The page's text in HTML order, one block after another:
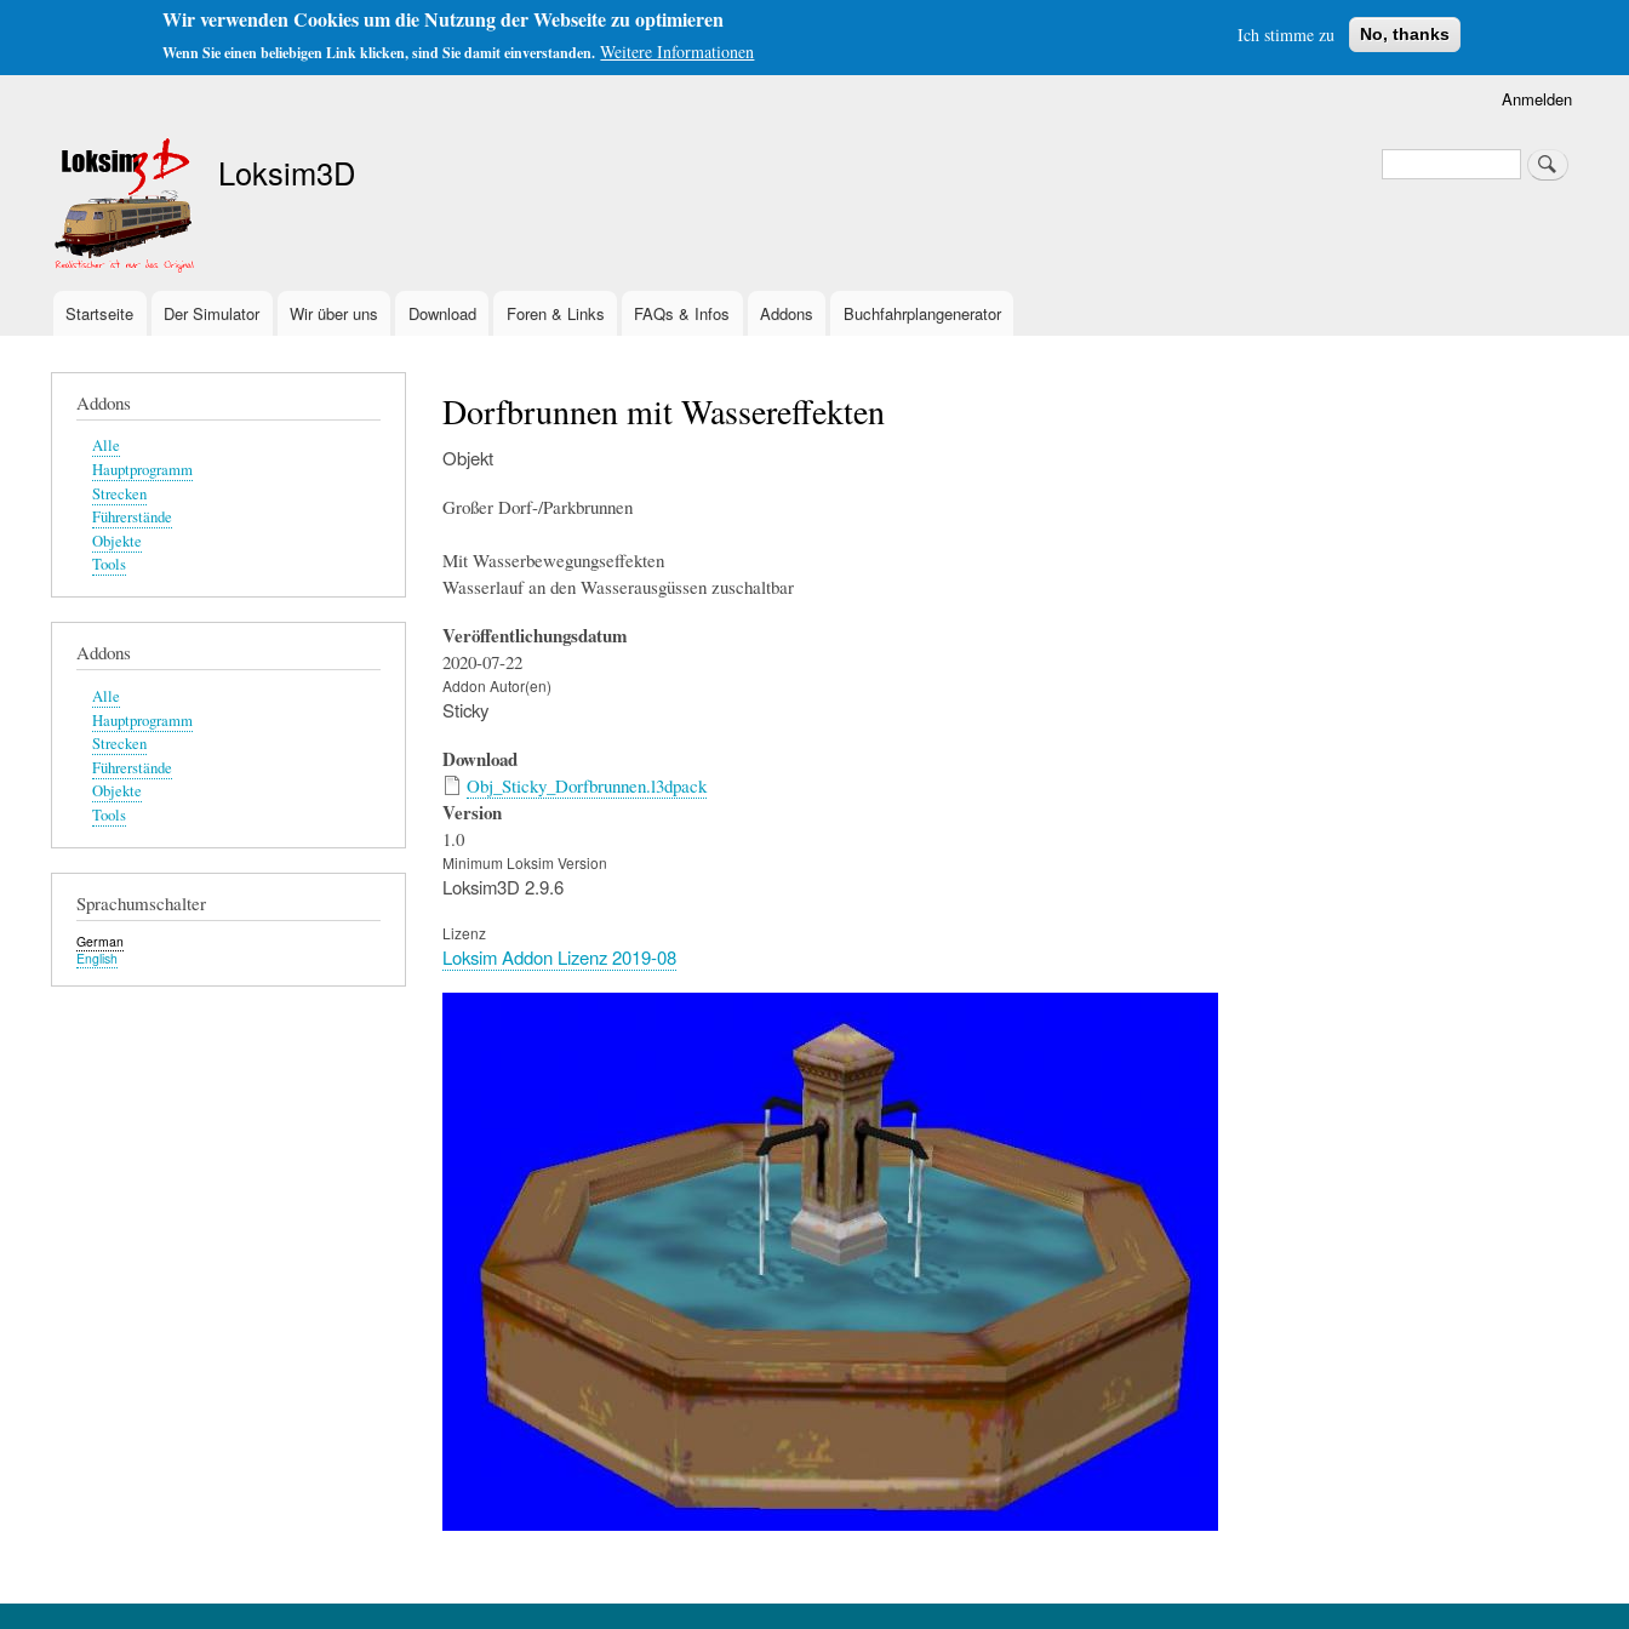
Wir verwenden Cookies um die Nutzung der Webseite zu optimieren
Wenn Sie einen beliebigen Link klicken, sind Sie damit einverstanden. Weitere Informationen
Ich stimme zu No, thanks
Anmelden
Loksim3D Suche
Suche
Hauptnavigation
Startseite Der Simulator Wir über uns Download Foren & Links FAQs & Infos Addons Buchfahrplangenerator
Dorfbrunnen mit Wassereffekten
Objekt
Großer Dorf-/Parkbrunnen
Mit Wasserbewegungseffekten
Wasserlauf an den Wasserausgüssen zuschaltbar
Veröffentlichungsdatum
2020-07-22
Addon Autor(en)
Sticky
Download
Obj_Sticky_Dorfbrunnen.l3dpack
Version
1.0
Minimum Loksim Version
Loksim3D 2.9.6
Lizenz
Loksim Addon Lizenz 2019-08
Addons
Alle
Hauptprogramm
Strecken
Führerstände
Objekte
Tools
Addons
Alle
Hauptprogramm
Strecken
Führerstände
Objekte
Tools
Sprachumschalter
German
English